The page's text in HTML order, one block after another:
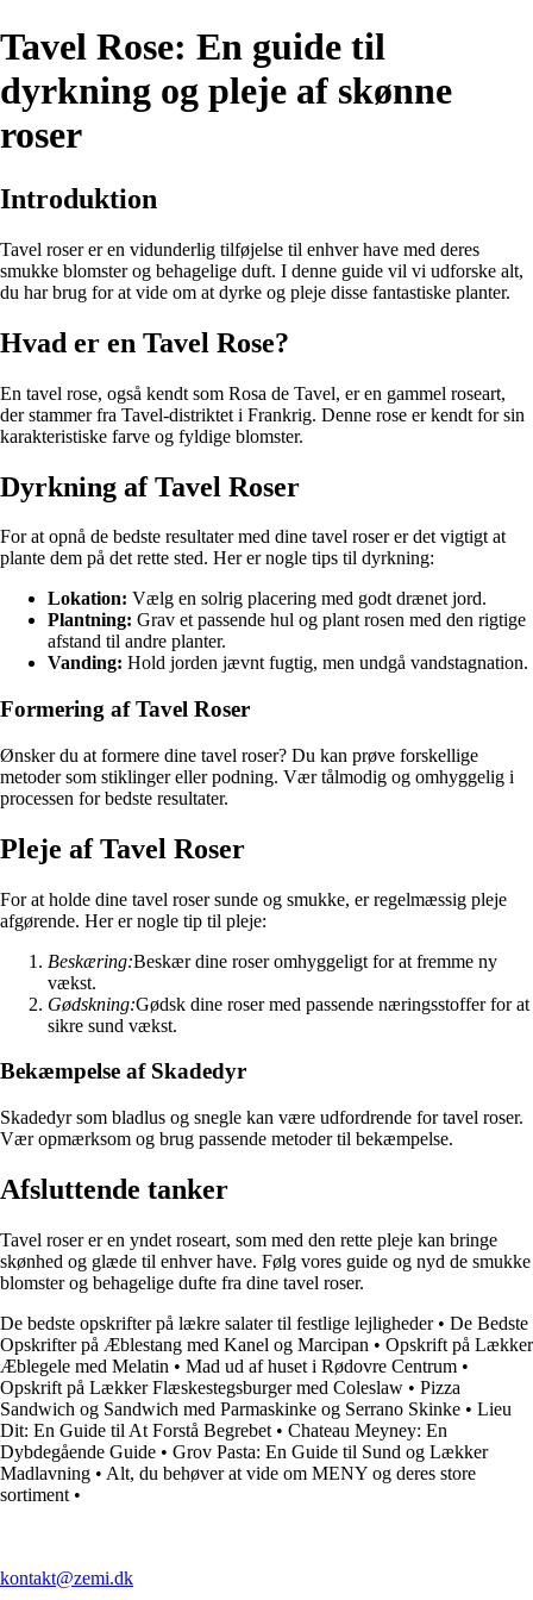
Tavel Rose: En guide til
dyrkning og pleje af skønne
roser
Introduktion
Tavel roser er en vidunderlig tilføjelse til enhver have med deres
smukke blomster og behagelige duft. I denne guide vil vi udforske alt,
du har brug for at vide om at dyrke og pleje disse fantastiske planter.
Hvad er en Tavel Rose?
En tavel rose, også kendt som Rosa de Tavel, er en gammel roseart,
der stammer fra Tavel-distriktet i Frankrig. Denne rose er kendt for sin
karakteristiske farve og fyldige blomster.
Dyrkning af Tavel Roser
For at opnå de bedste resultater med dine tavel roser er det vigtigt at
plante dem på det rette sted. Her er nogle tips til dyrkning:
Lokation: Vælg en solrig placering med godt drænet jord.
Plantning: Grav et passende hul og plant rosen med den rigtige
afstand til andre planter.
Vanding: Hold jorden jævnt fugtig, men undgå vandstagnation.
Formering af Tavel Roser
Ønsker du at formere dine tavel roser? Du kan prøve forskellige
metoder som stiklinger eller podning. Vær tålmodig og omhyggelig i
processen for bedste resultater.
Pleje af Tavel Roser
For at holde dine tavel roser sunde og smukke, er regelmæssig pleje
afgørende. Her er nogle tip til pleje:
Beskæring:Beskær dine roser omhyggeligt for at fremme ny
vækst.
Gødskning:Gødsk dine roser med passende næringsstoffer for at
sikre sund vækst.
Bekæmpelse af Skadedyr
Skadedyr som bladlus og snegle kan være udfordrende for tavel roser.
Vær opmærksom og brug passende metoder til bekæmpelse.
Afsluttende tanker
Tavel roser er en yndet roseart, som med den rette pleje kan bringe
skønhed og glæde til enhver have. Følg vores guide og nyd de smukke
blomster og behagelige dufte fra dine tavel roser.
De bedste opskrifter på lækre salater til festlige lejligheder• De Bedste
Opskrifter på Æblestang med Kanel og Marcipan • Opskrift på Lækker
Æblegele med Melatin • Mad ud af huset i Rødovre Centrum •
Opskrift på Lækker Flæskestegsburger med Coleslaw • Pizza
Sandwich og Sandwich med Parmaskinke og Serrano Skinke • Lieu
Dit: En Guide til At Forstå Begrebet • Chateau Meyney: En
Dybdegående Guide • Grov Pasta: En Guide til Sund og Lækker
Madlavning • Alt, du behøver at vide om MENY og deres store
sortiment •
kontakt@zemi.dk